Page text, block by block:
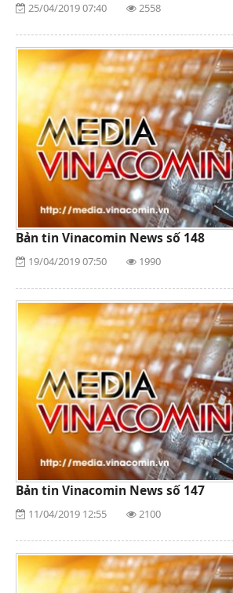
25/04/2019 07:40 2558
Bản tin Vinacomin News số 148
19/04/2019 07:50 1990
Bản tin Vinacomin News số 147
11/04/2019 12:55 2100